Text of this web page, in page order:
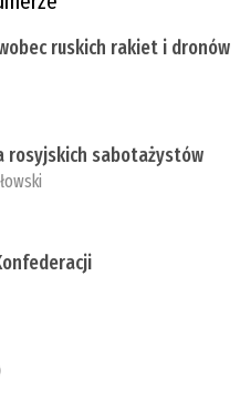
ruskich rakiet i dronów
rosyjskich sabotażystów